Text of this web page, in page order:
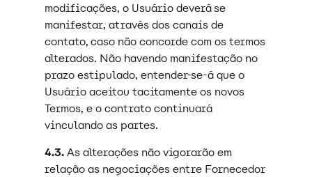
modificações, o Usuário deverá se
manifestar, através dos canais de
contato, caso não concorde com os termos
alterados. Não havendo manifestação no
prazo estipulado, entender-se-á que o
Usuário aceitou tacitamente os novos
Termos, e o contrato continuará
vinculando as partes.
4.3.As alterações não vigorarão em
relação as negociações entre Fornecedor